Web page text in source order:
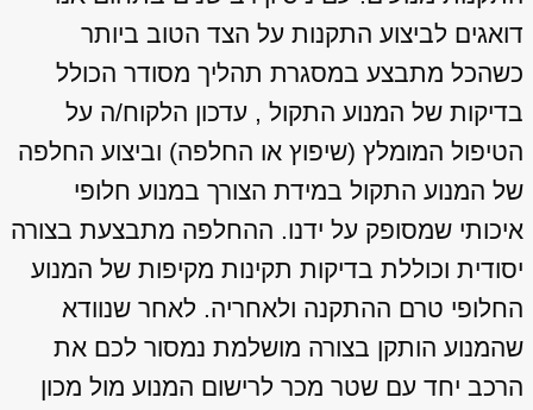
דואגים לביצוע התקנות על הצד הטוב ביותר
כשהכל מתבצע במסגרת תהליך מסודר הכולל
בדיקות של המנוע התקול , עדכון הלקוח/ה על
הטיפול המומלץ (שיפוץ או החלפה) וביצוע החלפה
של המנוע התקול במידת הצורך במנוע חלופי
איכותי שמסופק על ידנו. ההחלפה מתבצעת בצורה
יסודית וכוללת בדיקות תקינות מקיפות של המנוע
החלופי טרם ההתקנה ולאחריה. לאחר שנוודא
שהמנוע הותקן בצורה מושלמת נמסור לכם את
הרכב יחד עם שטר מכר לרישום המנוע מול מכון